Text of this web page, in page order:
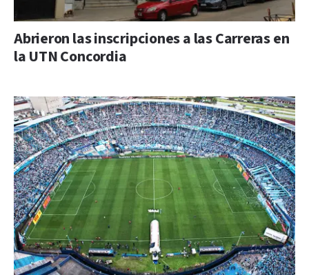
Abrieron las inscripciones a las Carreras en
la UTN Concordia